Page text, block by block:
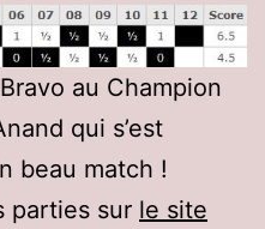
au Champion
qui s’est
beau match !
parties sur le site